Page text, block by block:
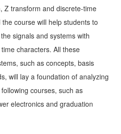
Z transform and discrete-time
course will help students to
signals and systems with
characters. All these
such as concepts, basis
will lay a foundation of analyzing
courses, such as
electronics and graduation